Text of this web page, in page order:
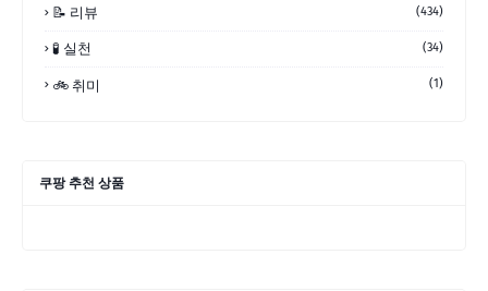
📝 리뷰 (434)
🧪 실천 (34)
🚲 취미 (1)
쿠팡 추천 상품